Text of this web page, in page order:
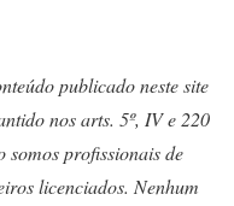
publicado neste site
nos arts. 5º, IV e 220
profissionais de
licenciados. Nenhum